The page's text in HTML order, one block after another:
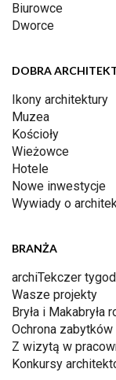
Biurowce
Dworce
DOBRA
Ikony architektury
Muzea
Kościoły
Wieżowce
Hotele
Nowe inwestycje
Wywiady o
BRANŻA
archiTekczer
Wasze projekty
Bryła i Makabryła
Ochrona zabytków
Z wizytą w
Konkursy